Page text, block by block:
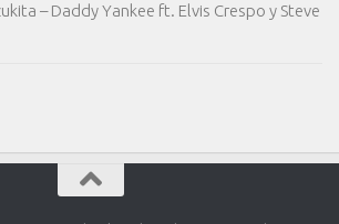
– Daddy Yankee ft. Elvis Crespo y Steve